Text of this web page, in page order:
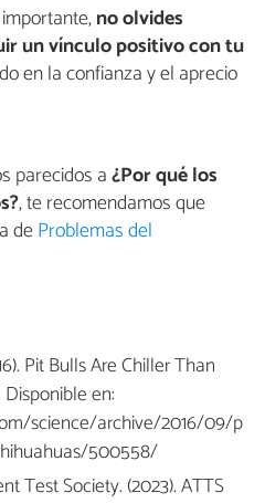
no olvides
un vínculo positivo con tu
en la confianza y el aprecio
parecidos a¿Por qué los
, te recomendamos que
deProblemas del
Pit Bulls Are Chiller Than
Disponible en:
science/archive/2016/09/p
500558/
Test Society. (2023). ATTS